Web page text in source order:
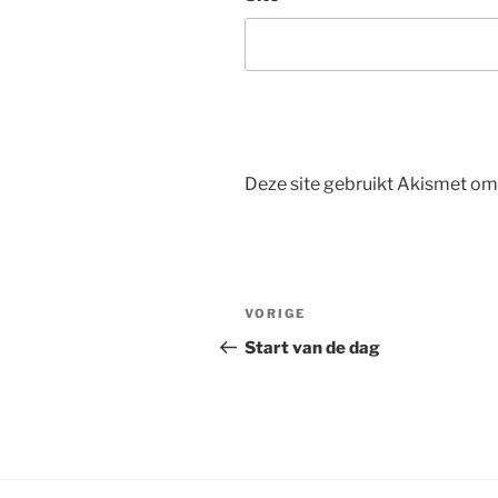
Deze site gebruikt Akismet
Bericht
navigatie
Vorig
bericht
VORIGE
Start van de dag